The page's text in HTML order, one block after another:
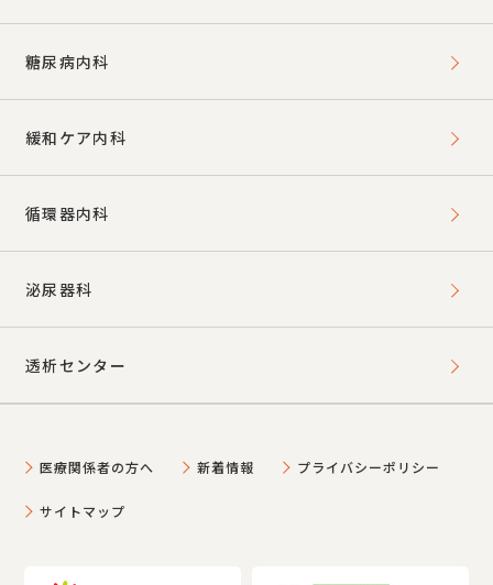
糖尿病内科
緩和ケア内科
循環器内科
泌尿器科
透析センター
医療関係者の方へ 新着情報 プライバシーポリシー
サイトマップ